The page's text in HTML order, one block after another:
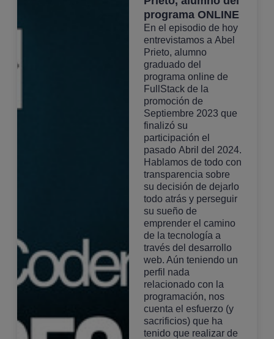
programa ONLINE
En el episodio de hoy
entrevistamos a Abel
Prieto, alumno
graduado del
programa online de
FullStack de la
promoción de
Septiembre 2023 que
finalizó su
participación el
pasado Abril del 2024.
Hablamos de todo con
transparencia sobre
su decisión de dejarlo
todo atrás y perseguir
su sueño de
emprender el camino
de la tecnología a
través del desarrollo
web. Aún teniendo un
perfil nada
relacionado con la
programación, nos
cuenta el esfuerzo (y
sacrificios) que ha
tenido que realizar de